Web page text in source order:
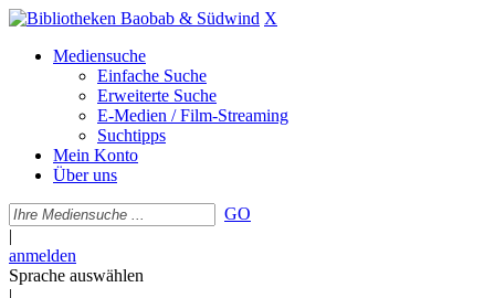
X
Mediensuche
Einfache Suche
Erweiterte Suche
E-Medien / Film-Streaming
Suchtipps
Mein Konto
Über uns
GO
|
anmelden
Sprache auswählen